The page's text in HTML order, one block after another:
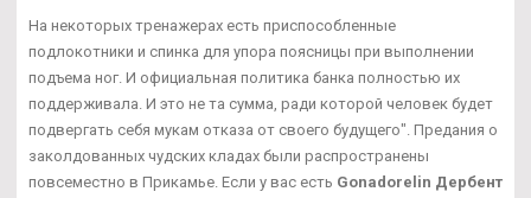
На некоторых тренажерах есть приспособленные
подлокотники и спинка для упора поясницы при выполнении
подъема ног. И официальная политика банка полностью их
поддерживала. И это не та сумма, ради которой человек будет
подвергать себя мукам отказа от своего будущего". Предания о
заколдованных чудских кладах были распространены
повсеместно в Прикамье. Если у вас есть Gonadorelin Дербент